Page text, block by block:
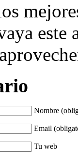
Nombre
Email
Tu web